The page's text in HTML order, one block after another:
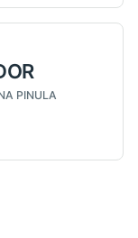
PINULA